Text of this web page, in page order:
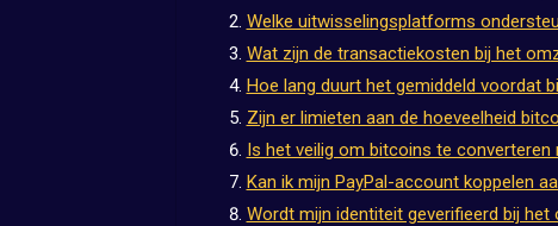
Welke uitwisselingsplatforms
Wat zijn de transactiekosten bij het
Hoe lang duurt het gemiddeld voordat
Zijn er limieten aan de hoeveelheid
Is het veilig om bitcoins te converteren
Kan ik mijn PayPal-account koppelen
Wordt mijn identiteit geverifieerd bij